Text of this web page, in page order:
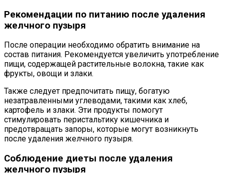
Рекомендации по питанию после удаления
желчного пузыря
После операции необходимо обратить внимание на
состав питания. Рекомендуется увеличить употребление
пищи, содержащей растительные волокна, такие как
фрукты, овощи и злаки.
Также следует предпочитать пищу, богатую
незатравленными углеводами, такими как хлеб,
картофель и злаки. Эти продукты помогут
стимулировать перистальтику кишечника и
предотвращать запоры, которые могут возникнуть
после удаления желчного пузыря.
Соблюдение диеты после удаления
желчного пузыря